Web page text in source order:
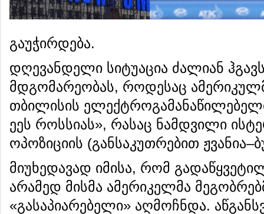
გაუჭირდება.
დღევანდელი სიტუაცია ძალიან
მდგომარეობას, როდესაც
თბილისის
ეეს როსსიას», რასაც ნამდვილი
ოპოზიციის (განსაკუთრებით
მიუხედავად იმისა, რომ
არამედ მისმა ამერიკელმა
«გასაპიარებელი» აღმოჩნდა.